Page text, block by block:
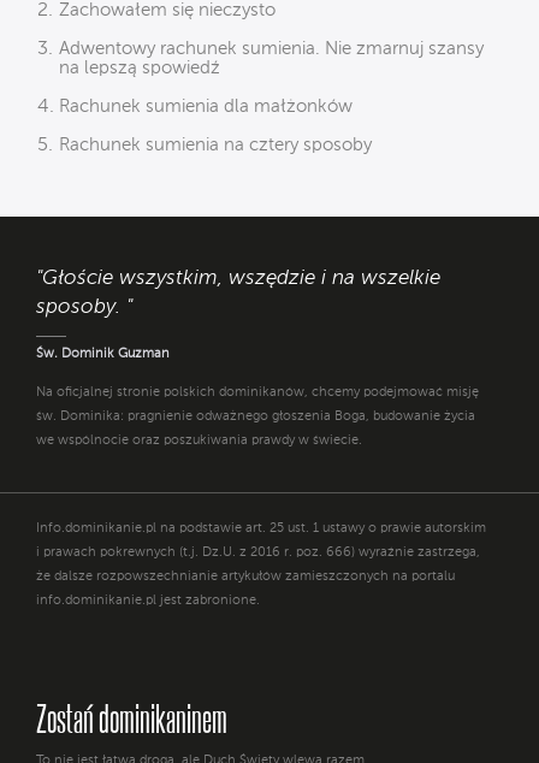
Zachowałem się nieczysto
Adwentowy rachunek sumienia. Nie zmarnuj szansy
na lepszą spowiedź
Rachunek sumienia dla małżonków
Rachunek sumienia na cztery sposoby
"Głoście wszystkim, wszędzie i na wszelkie
sposoby. "
Św. Dominik Guzman
Na oficjalnej stronie polskich dominikanów, chcemy podejmować misję
św. Dominika: pragnienie odważnego głoszenia Boga, budowanie życia
we wspólnocie oraz poszukiwania prawdy w świecie.
Info.dominikanie.pl na podstawie art. 25 ust. 1 ustawy o prawie autorskim
i prawach pokrewnych (t.j. Dz.U. z 2016 r. poz. 666) wyraźnie zastrzega,
że dalsze rozpowszechnianie artykułów zamieszczonych na portalu
info.dominikanie.pl jest zabronione.
Zostań dominikaninem